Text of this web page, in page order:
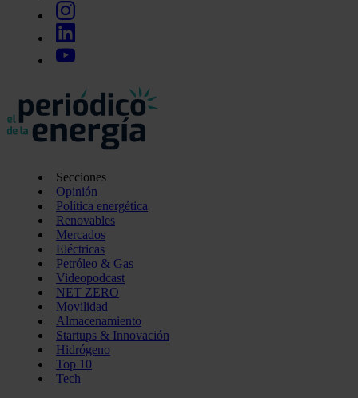
Secciones
Opinión
Política energética
Renovables
Mercados
Eléctricas
Petróleo & Gas
Videopodcast
NET ZERO
Movilidad
Almacenamiento
Startups & Innovación
Hidrógeno
Top 10
Tech